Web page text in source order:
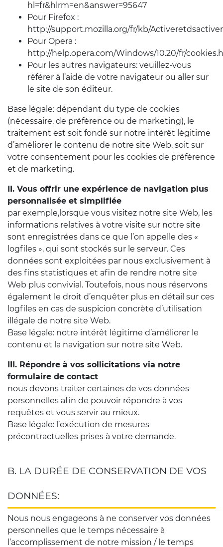
hl=fr&hlrm=en&answer=95647
Pour Firefox :
http://support.mozilla.org/fr/kb/
Pour Opera :
http://help.opera.com/Windows/10.20/fr/
Pour les autres navigateurs: veuillez-vous
référer à l’aide de votre navigateur ou aller sur
le site de son éditeur.
Base légale: dépendant du type de cookies
(nécessaire, de préférence ou de marketing), le
traitement est soit fondé sur notre intérêt légitime
d’améliorer le contenu de notre site Web, soit sur
votre consentement pour les cookies de préférence
et de marketing.
II. Vous offrir une expérience de navigation plus
personnalisée et simplifiée
par exemple,lorsque vous visitez notre site Web, les
informations relatives à votre visite sur notre site
sont enregistrées dans ce que l’on appelle des «
logfiles », qui sont stockés sur le serveur. Ces
données sont exploitées par nous exclusivement à
des fins statistiques et afin de rendre notre site
Web plus convivial. Toutefois, nous nous réservons
également le droit d’enquêter plus en détail sur ces
logfiles en cas de suspicion concrète d’utilisation
illégale de notre site Web.
Base légale: notre intérêt légitime d’améliorer le
contenu et la navigation sur notre site Web.
III. Répondre à vos sollicitations via notre
formulaire de contact
nous devons traiter certaines de vos données
personnelles afin de pouvoir répondre à vos
requêtes et vous servir au mieux.
Base légale: l’exécution de mesures
précontractuelles prises à votre demande.
B. LA DURÉE DE CONSERVATION DE VOS
DONNÉES:
Nous nous engageons à ne conserver vos données
personnelles que le temps nécessaire à
l’accomplissement de notre mission / le temps